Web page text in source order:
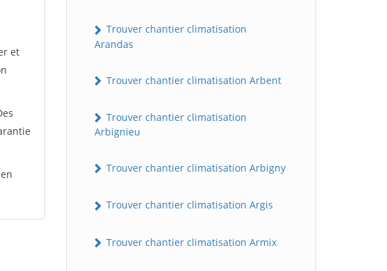
et
Trouver chantier climatisation
Arandas
Trouver chantier climatisation Arbent
Trouver chantier climatisation
Arbignieu
Trouver chantier climatisation Arbigny
Trouver chantier climatisation Argis
Trouver chantier climatisation Armix